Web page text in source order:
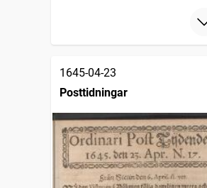
1645-04-23
Posttidningar